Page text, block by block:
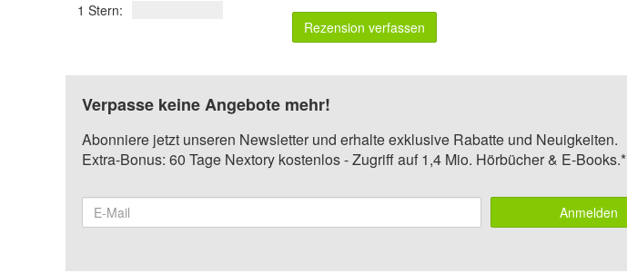
1 Stern:
Rezension verfassen
Verpasse keine Angebote mehr!
Abonniere jetzt unseren Newsletter und erhalte exklusive Rabatte und Neuigkeiten.
Extra-Bonus: 60 Tage Nextory kostenlos - Zugriff auf 1,4 Mio. Hörbücher & E-Books.*
Anmelden